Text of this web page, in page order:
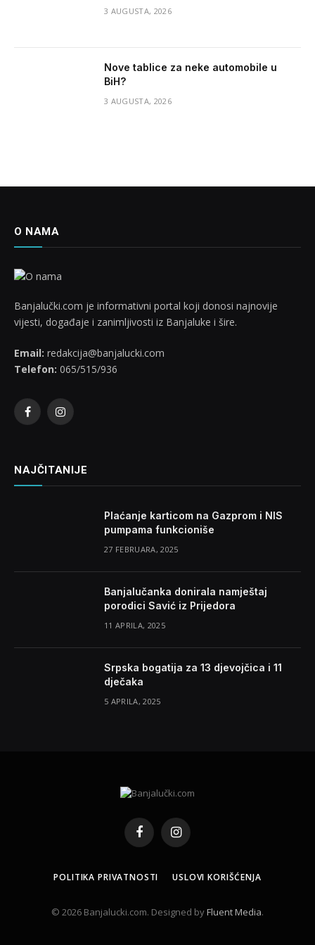
3 AUGUSTA, 2026
Nove tablice za neke automobile u
BiH?
3 AUGUSTA, 2026
O NAMA
Banjalučki.com je informativni portal koji donosi najnovije
vijesti, događaje i zanimljivosti iz Banjaluke i šire.
Email: redakcija@banjalucki.com
Telefon: 065/515/936
FacebookInstagram
NAJČITANIJE
Plaćanje karticom na Gazprom i NIS
pumpama funkcioniše
27 FEBRUARA, 2025
Banjalučanka donirala namještaj
porodici Savić iz Prijedora
11 APRILA, 2025
Srpska bogatija za 13 djevojčica i 11
dječaka
5 APRILA, 2025
FacebookInstagram
POLITIKA PRIVATNOSTI USLOVI KORIŠĆENJA
© 2026 Banjalucki.com. Designed byFluent Media.